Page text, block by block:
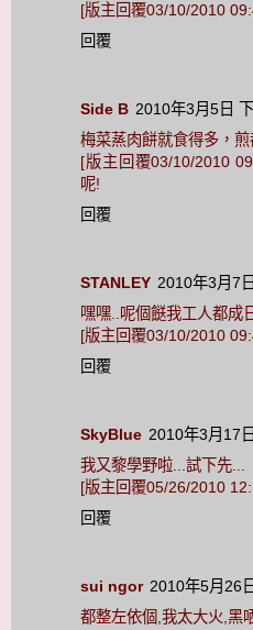
[版主回覆03/10/2010
回覆
Side B 2010年3月5日
梅菜蒸肉餅就食得多，
[版主回覆03/10/2010
呢!
回覆
STANLEY 2010年3月7
嘿嘿..呢個餸我工人都成
[版主回覆03/10/2010
回覆
SkyBlue 2010年3月17
我又黎學野啦...試下先...
[版主回覆05/26/2010
回覆
sui ngor 2010年5月26
都整左依個,我太大火,黑